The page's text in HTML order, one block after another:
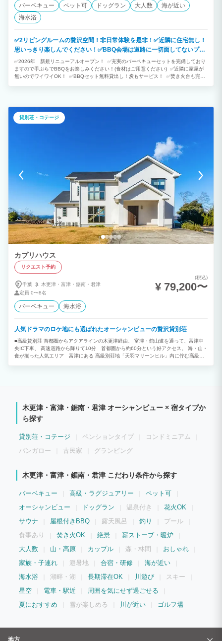
バーベキュー ペット可 ドッグラン 大人数
海が近い
海水浴
✅2リビングルームの贅沢空間！非日常体験を是非！✅近隣に住宅無し！
思いっきり楽しんでください！✅BBQ会場は道路に一切面してないプラ
イバシー空間！✅85インチの大型TVでスポーツ観戦もgoodです！
✅2026年 新規リニューアルオープン！ ✅充実のバーベキューセットを完備しており
ますので手ぶらでBBQをお楽しみください！(食材はご用意ください) ✅近隣に家屋が
無いのでワイワイOK！ ✅BBQセット無料貸出し！炭もサービス！ ✅焚き火台も完
に満喫できます！ ✅4名迄は追加料金一切なし！リネン費 全て込み！ ✅富津海水浴場
すぐ！ ✅近隣の漁港は堤防釣りが可能です！ ✅駐車スペース3台分OKです。 ✅バー
ベキューを楽しみながら、雲の無い日は満天の星空の下、大自然の中でリフレッシュで
貸別荘・コテージ
カプリハウス
リクエスト予約
千葉 木更津・ 富津・ 鋸南・ 君津
定員 0〜8名
(税込)
¥ 79,200〜
バーベキュー 海水浴
人気ドラマのロケ地にも選ばれたオーシャンビューの贅沢貸別荘
■高級貸別荘 首都圏からアクアラインの木更津経由、 富津・館山道を通って、富津中
央IC下車、 高速道路から降りて10分 首都圏から約60分という好アクセス。 海・山・
食が揃った人気エリア 富津にある 高級別荘地「天羽マリーンヒル」内に佇む高級貸
荘の眼下に広がるのは一面の東京湾。 高台にあるカプリハウスは海まで視界を遮るも
のはありません。 どこまでも続く海を一望しながら、自分たちだけの空間でするBBQ
は最高の贅沢です。 天気がいい日には富士山も見えるかも…？
木更津・富津・鋸南・君津 オーシャンビュー × 宿タイプか
ら探す
貸別荘・コテージ ペンションタイプ
コンドミニアム
バンガロー
古民家 グランピング
木更津・富津・鋸南・君津 こだわり条件から探す
バーベキュー 高級・ラグジュアリー
ペット可
オーシャンビュー
ドッグラン 温泉付き
花火OK
サウナ
屋根付きBBQ 露天風呂 釣り
プール
食事あり
焚き火OK 絶景
薪ストーブ・暖炉
大人数
山・高原 カップル 森・林間
おしゃれ
家族・子連れ
避暑地 合宿・研修
海が近い
海水浴
湖畔・湖 長期滞在OK 川遊び
スキー
星空
電車・駅近
周囲を気にせず過ごせる
夏におすすめ
雪が楽しめる 川が近い ゴルフ場
地方